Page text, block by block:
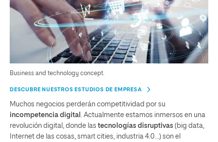
Business and technology concept.
DESCUBRE NUESTROS ESTUDIOS DE EMPRESA
Muchos negocios perderán competitividad por su
incompetencia digital . Actualmente estamos inmersos en una
revolución digital, donde las tecnologías disruptivas (big data,
Internet de las cosas, smart cities, industria 4.0…) son el